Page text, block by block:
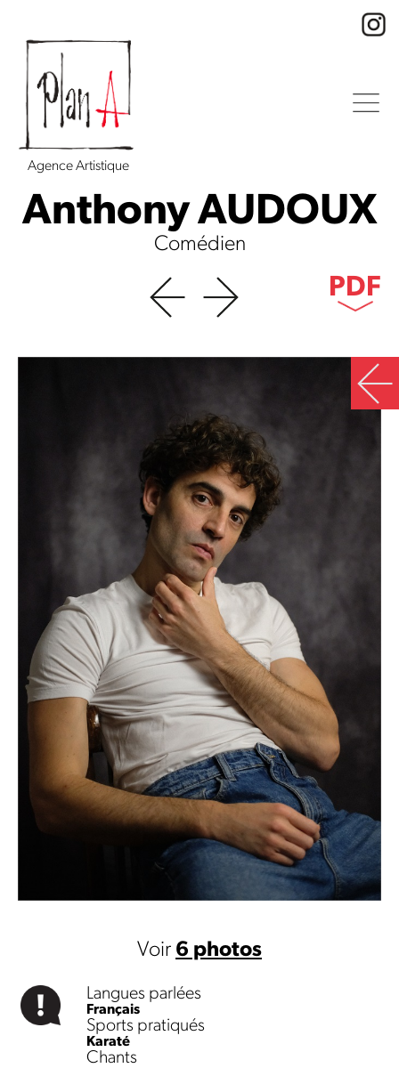
Agence Artistique
Anthony AUDOUX
Comédien
PDF
Voir 6 photos
Langues parlées
Français
Sports pratiqués
Karaté
Chants